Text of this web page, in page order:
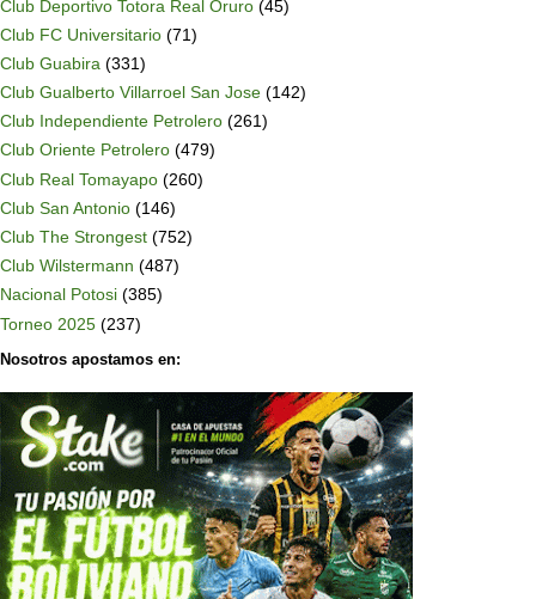
Club Deportivo Totora Real Oruro (45)
Club FC Universitario (71)
Club Guabira (331)
Club Gualberto Villarroel San Jose (142)
Club Independiente Petrolero (261)
Club Oriente Petrolero (479)
Club Real Tomayapo (260)
Club San Antonio (146)
Club The Strongest (752)
Club Wilstermann (487)
Nacional Potosi (385)
Torneo 2025 (237)
Nosotros apostamos en: